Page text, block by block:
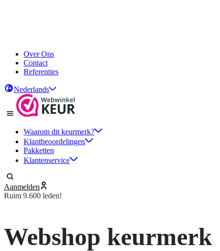
Over Ons
Contact
Referenties
Nederlands
Waarom dit keurmerk?
Klantbeoordelingen
Pakketten
Klantenservice
Aanmelden
Ruim 9.600 leden!
Webshop keurmerk